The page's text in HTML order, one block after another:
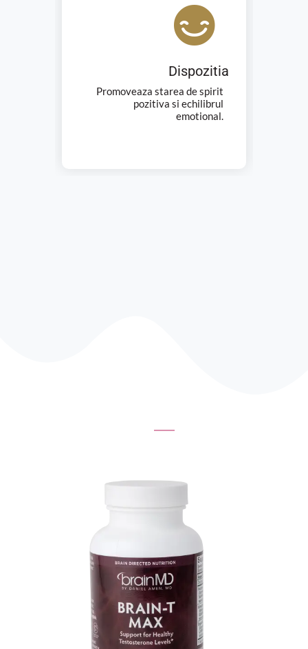
Dispozitia
Promoveaza starea de spirit
pozitiva si echilibrul
emotional.